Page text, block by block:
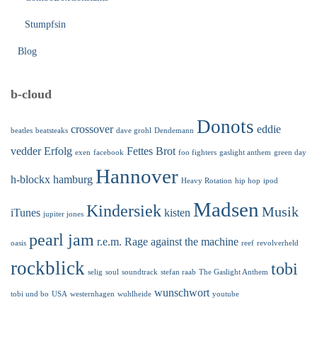
Stumpfsin
Blog
b-cloud
beatles beatsteaks crossover dave grohl Dendemann Donots eddie
vedder Erfolg exen facebook Fettes Brot foo fighters gaslight anthem green day
h-blockx hamburg Hannover Heavy Rotation hip hop ipod
iTunes jupiter jones Kindersiek kisten Madsen Musik
oasis pearl jam r.e.m. Rage against the machine reef revolverheld
rockblick selig soul soundtrack stefan raab The Gaslight Anthem tobi
tobi und bo USA westernhagen wuhlheide wunschwort youtube